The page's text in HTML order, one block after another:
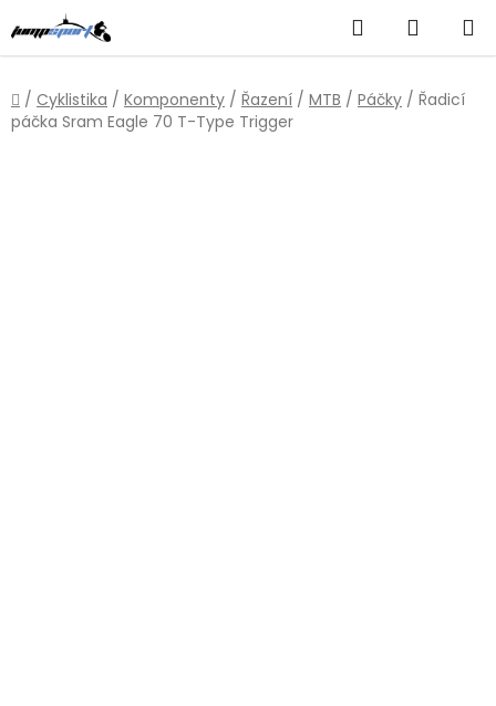
na
obsah
Hledat
KOŠÍK
Domů
/ Cyklistika / Komponenty / Řazení / MTB / Páčky / Řadicí
páčka Sram Eagle 70 T-Type Trigger